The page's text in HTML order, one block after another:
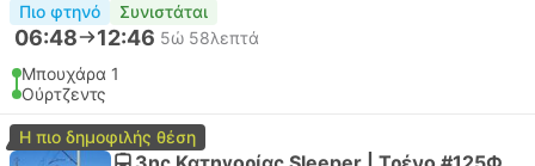
Πιο φτηνό Συνιστάται
06:48 12:46 5ώ 58λεπτά
Μπουχάρα 1
Ούρτζεντς
Η πιο δημοφιλής θέση